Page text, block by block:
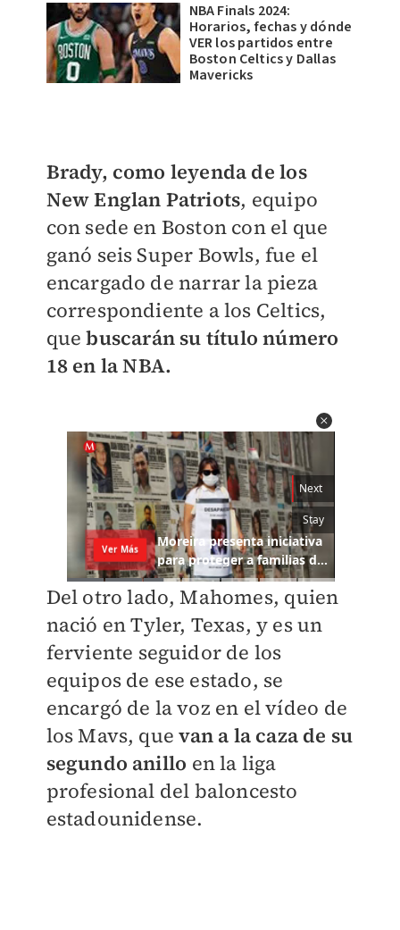
NBA Finals 2024:
Horarios, fechas y dónde
VER los partidos entre
Boston Celtics y Dallas
Mavericks
Brady, como leyenda de los
New Englan Patriots, equipo
con sede en Boston con el que
ganó seis Super Bowls, fue el
encargado de narrar la pieza
correspondiente a los Celtics,
quebuscarán su título número
18 en la NBA.
Del otro lado, Mahomes, quien
nació en Tyler, Texas, y es un
ferviente seguidor de los
equipos de ese estado, se
encargó de la voz en el vídeo de
los Mavs, quevan a la caza de su
segundo anillo en la liga
profesional del baloncesto
estadounidense.